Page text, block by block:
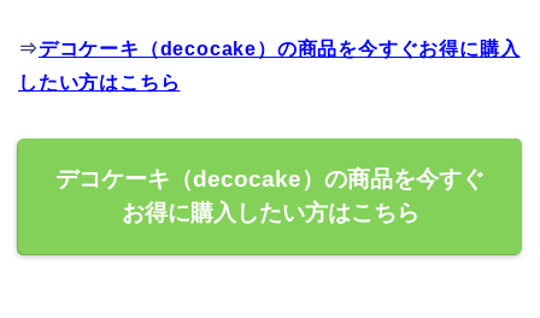
⇒デコケーキ（decocake）の商品を今すぐお得に購入
したい方はこちら
デコケーキ（decocake）の商品を今すぐ
お得に購入したい方はこちら